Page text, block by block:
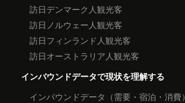
訪日デンマーク人観光客
訪日ノルウェー人観光客
訪日フィンランド人観光客
訪日オーストラリア人観光客
インバウンドデータで現状を理解する
インバウンドデータ（需要・宿泊・消費）